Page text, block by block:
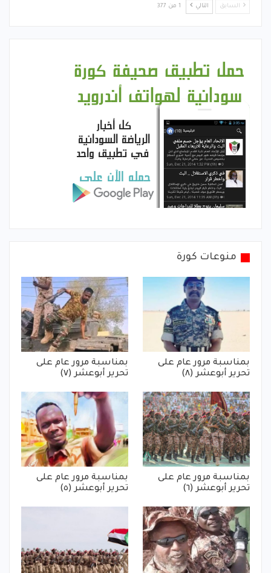
السابق التالي 1 من 377
منوعات كورة
بمناسبة مرور عام على
تحرير أبوعشر (٨)
بمناسبة مرور عام على
تحرير أبوعشر (٧)
بمناسبة مرور عام على
تحرير أبوعشر (٦)
بمناسبة مرور عام على
تحرير أبوعشر (٥)